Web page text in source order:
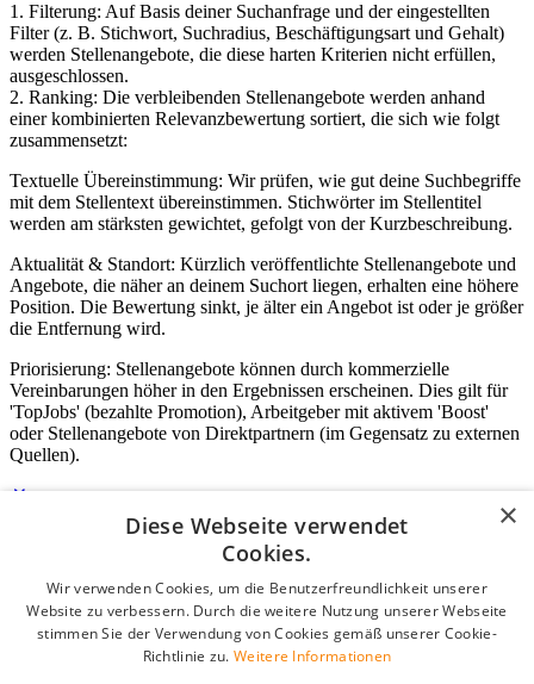
1. Filterung: Auf Basis deiner Suchanfrage und der eingestellten
Filter (z. B. Stichwort, Suchradius, Beschäftigungsart und Gehalt)
werden Stellenangebote, die diese harten Kriterien nicht erfüllen,
ausgeschlossen.
2. Ranking: Die verbleibenden Stellenangebote werden anhand
einer kombinierten Relevanzbewertung sortiert, die sich wie folgt
zusammensetzt:
Textuelle Übereinstimmung: Wir prüfen, wie gut deine Suchbegriffe
mit dem Stellentext übereinstimmen. Stichwörter im Stellentitel
werden am stärksten gewichtet, gefolgt von der Kurzbeschreibung.
Aktualität & Standort: Kürzlich veröffentlichte Stellenangebote und
Angebote, die näher an deinem Suchort liegen, erhalten eine höhere
Position. Die Bewertung sinkt, je älter ein Angebot ist oder je größer
die Entfernung wird.
Priorisierung: Stellenangebote können durch kommerzielle
Vereinbarungen höher in den Ergebnissen erscheinen. Dies gilt für
'TopJobs' (bezahlte Promotion), Arbeitgeber mit aktivem 'Boost'
oder Stellenangebote von Direktpartnern (im Gegensatz zu externen
Quellen).
Login für Unternehmen
E-Mail*
Passwort
×
Diese Webseite verwendet
Cookies.
Wir verwenden Cookies, um die Benutzerfreundlichkeit unserer
Website zu verbessern. Durch die weitere Nutzung unserer Webseite
stimmen Sie der Verwendung von Cookies gemäß unserer Cookie-
Richtlinie zu. Weitere Informationen